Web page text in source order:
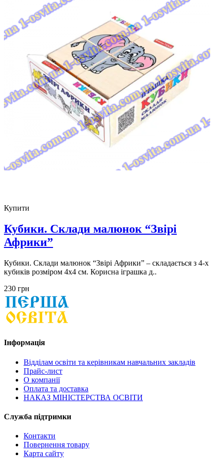
Купити
Кубики. Склади малюнок “Звірі
Африки”
Кубики. Склади малюнок “Звірі Африки” – складається з 4-х
кубиків розміром 4х4 см. Корисна іграшка д..
230 грн
Інформація
Відділам освіти та керівникам навчальних закладів
Прайс-лист
О компанії
Оплата та доставка
НАКАЗ МІНІСТЕРСТВА ОСВІТИ
Служба підтримки
Контакти
Повернення товару
Карта сайту